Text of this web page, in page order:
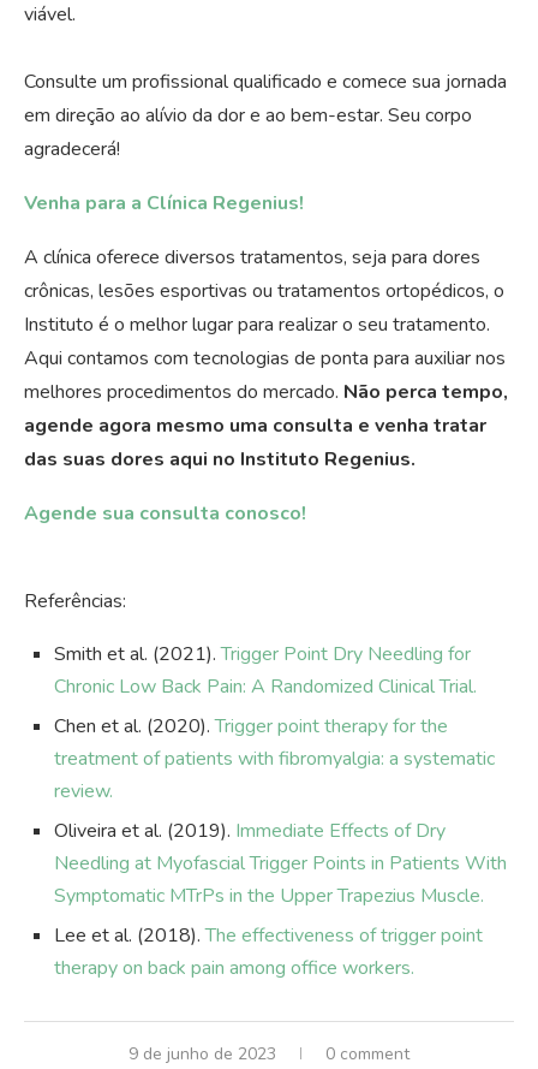
viável.
Consulte um profissional qualificado e comece sua jornada
em direção ao alívio da dor e ao bem-estar. Seu corpo
agradecerá!
Venha para a Clínica Regenius!
A clínica oferece diversos tratamentos, seja para dores
crônicas, lesões esportivas ou tratamentos ortopédicos, o
Instituto é o melhor lugar para realizar o seu tratamento.
Aqui contamos com tecnologias de ponta para auxiliar nos
melhores procedimentos do mercado. Não perca tempo,
agende agora mesmo uma consulta e venha tratar
das suas dores aqui no Instituto Regenius.
Agende sua consulta conosco!
Referências:
Smith et al. (2021).Trigger Point Dry Needling for
Chronic Low Back Pain: A Randomized Clinical Trial.
Chen et al. (2020).Trigger point therapy for the
treatment of patients with fibromyalgia: a systematic
review.
Oliveira et al. (2019). Immediate Effects of Dry
Needling at Myofascial Trigger Points in Patients With
Symptomatic MTrPs in the Upper Trapezius Muscle.
Lee et al. (2018).The effectiveness of trigger point
therapy on back pain among office workers.
9 de junho de 2023 0 comment